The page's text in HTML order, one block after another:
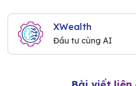
XWealth
Đầu tư cùng AI